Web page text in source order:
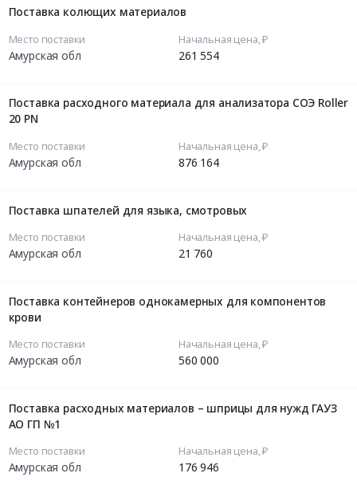
Поставка колющих материалов
Место поставки
Амурская обл
Начальная цена, ₽
261 554
Поставка расходного материала для анализатора СОЭ Roller
20 PN
Место поставки
Амурская обл
Начальная цена, ₽
876 164
Поставка шпателей для языка, смотровых
Место поставки
Амурская обл
Начальная цена, ₽
21 760
Поставка контейнеров однокамерных для компонентов
крови
Место поставки
Амурская обл
Начальная цена, ₽
560 000
Поставка расходных материалов – шприцы для нужд ГАУЗ
АО ГП №1
Место поставки
Амурская обл
Начальная цена, ₽
176 946